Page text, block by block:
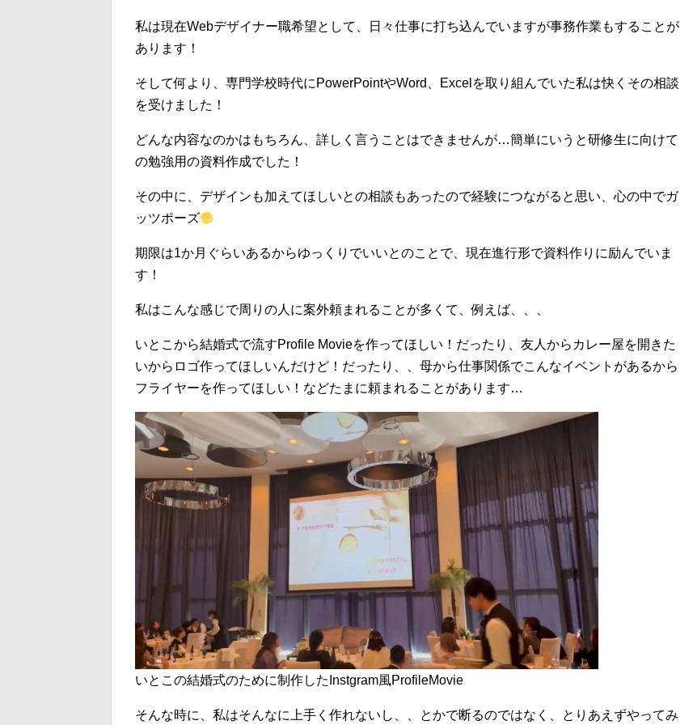
私は現在Webデザイナー職希望として、日々仕事に打ち込んでいますが事務作業もすることが
あります！
そして何より、専門学校時代にPowerPointやWord、Excelを取り組んでいた私は快くその相談
を受けました！
どんな内容なのかはもちろん、詳しく言うことはできませんが…簡単にいうと研修生に向けて
の勉強用の資料作成でした！
その中に、デザインも加えてほしいとの相談もあったので経験につながると思い、心の中でガ
ッツポーズ
期限は1か月ぐらいあるからゆっくりでいいとのことで、現在進行形で資料作りに励んでいま
す！
私はこんな感じで周りの人に案外頼まれることが多くて、例えば、、、
いとこから結婚式で流すProfile Movieを作ってほしい！だったり、友人からカレー屋を開きた
いからロゴ作ってほしいんだけど！だったり、、母から仕事関係でこんなイベントがあるから
フライヤーを作ってほしい！などたまに頼まれることがあります…
いとこの結婚式のために制作したInstgram風ProfileMovie
そんな時に、私はそんなに上手く作れないし、、とかで断るのではなく、とりあえずやってみ